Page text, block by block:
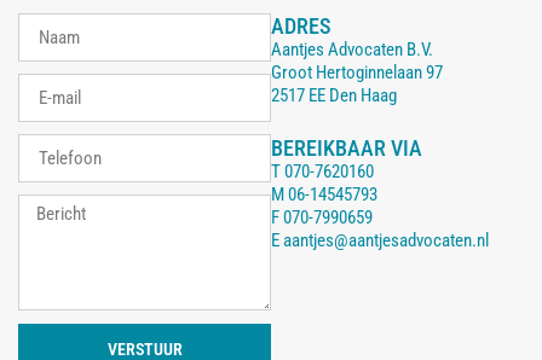
VERSTUUR
ADRES
Aantjes Advocaten B.V.
Groot Hertoginnelaan 97
2517 EE Den Haag
BEREIKBAAR VIA
T070-7620160
M06-14545793
F070-7990659
Eaantjes@aantjesadvocaten.nl